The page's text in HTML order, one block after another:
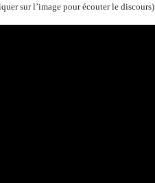
sur l’image pour écouter le discours)